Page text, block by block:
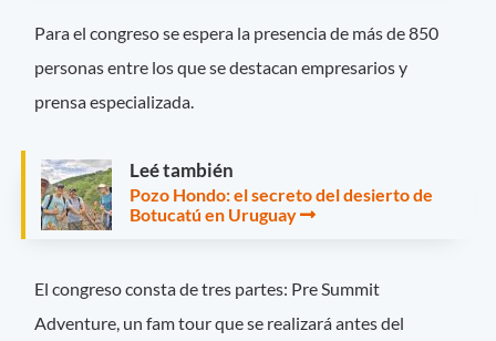
Para el congreso se espera la presencia de más de 850
personas entre los que se destacan empresarios y
prensa especializada.
Leé también
Pozo Hondo: el secreto del desierto de
Botucatú en Uruguay
El congreso consta de tres partes: Pre Summit
Adventure, un fam tour que se realizará antes del